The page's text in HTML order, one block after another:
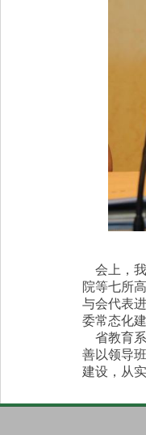
会上，我
院等七所
与会代表
委常态化
省教育系
善以领导
建设，从